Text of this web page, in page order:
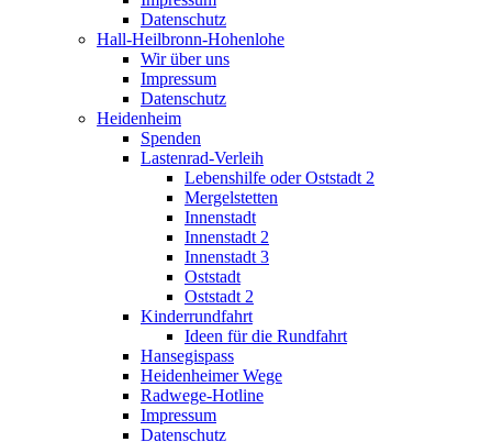
Datenschutz
Hall-Heilbronn-Hohenlohe
Wir über uns
Impressum
Datenschutz
Heidenheim
Spenden
Lastenrad-Verleih
Lebenshilfe oder Oststadt 2
Mergelstetten
Innenstadt
Innenstadt 2
Innenstadt 3
Oststadt
Oststadt 2
Kinderrundfahrt
Ideen für die Rundfahrt
Hansegispass
Heidenheimer Wege
Radwege-Hotline
Impressum
Datenschutz